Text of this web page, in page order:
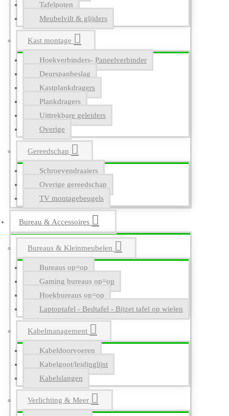
Tafelpoten
Meubelvilt & glijders
Kast montage
Hoekverbinders- Paneelverbinder
Deurspanbeslag
Kastplankdragers
Plankdragers
Uittrekbare geleiders
Overige
Gereedschap
Schroevendraaiers
Overige gereedschap
TV montagebeugels
Bureau & Accessoires
Bureaus & Kleinmeubelen
Bureaus op=op
Gaming bureaus op=op
Hoekbureaus op=op
Laptoptafel - Bedtafel - Bijzet tafel op wielen
Kabelmanagement
Kabeldoorvoeren
Kabelgoot/leidinglijst
Kabelslangen
Verlichting & Meer